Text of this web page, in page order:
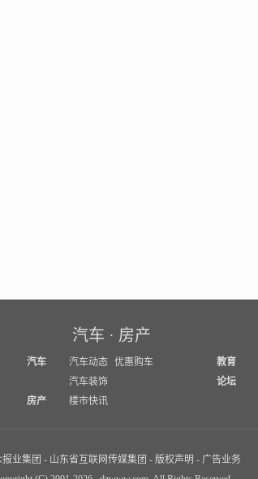
汽车 · 房产
汽车 汽车动态 优惠购车
汽车装饰
房产
楼市快讯
教育
论坛
业集团 - 山东省互联网传媒集团 - 版权声明 - 广告业务